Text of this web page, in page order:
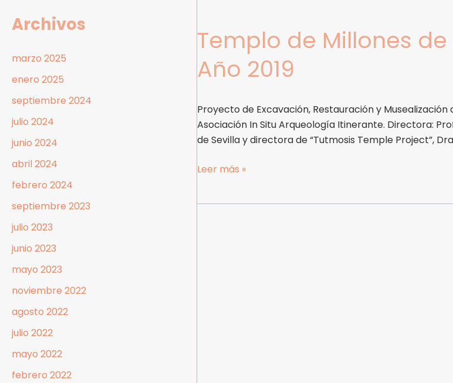
Archivos
marzo 2025
enero 2025
septiembre 2024
julio 2024
junio 2024
abril 2024
febrero 2024
septiembre 2023
julio 2023
junio 2023
mayo 2023
noviembre 2022
agosto 2022
julio 2022
mayo 2022
febrero 2022
Templo de Millones de
Año 2019
Proyecto de Excavación, Restauración y
Asociación In Situ Arqueología Itinerante. Directora:
de Sevilla y directora de “Tutmosis Temple Project”,
Millones
de
Años
de
III,
Luxor.
Año
Leer más »